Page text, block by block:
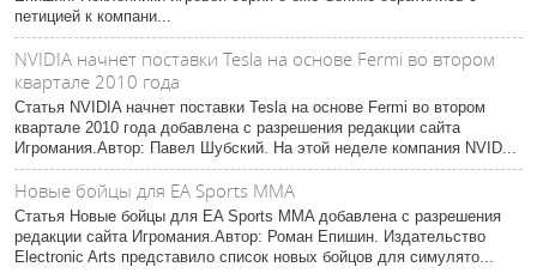
петицией к компани...
NVIDIA начнет поставки Tesla на основе Fermi во втором
квартале 2010 года
Статья NVIDIA начнет поставки Tesla на основе Fermi во втором
квартале 2010 года добавлена с разрешения редакции сайта
Игромания.Автор: Павел Шубский. На этой неделе компания NVID...
Новые бойцы для EA Sports MMA
Статья Новые бойцы для EA Sports MMA добавлена с разрешения
редакции сайта Игромания.Автор: Роман Епишин. Издательство
Electronic Arts представило список новых бойцов для симулято...